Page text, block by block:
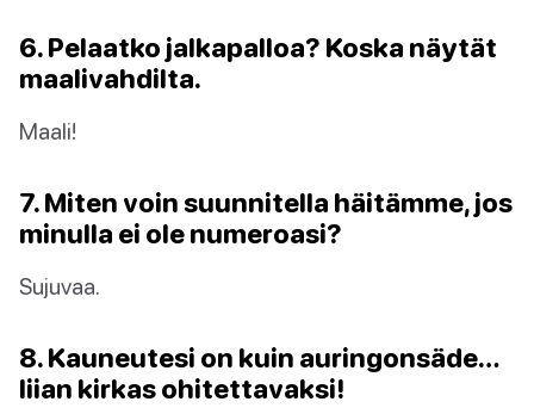
6. Pelaatko jalkapalloa? Koska näytät
maalivahdilta.
Maali!
7. Miten voin suunnitella häitämme, jos
minulla ei ole numeroasi?
Sujuvaa.
8. Kauneutesi on kuin auringonsäde…
liian kirkas ohitettavaksi!